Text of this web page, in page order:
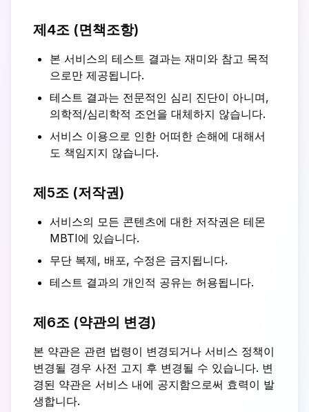
제4조 (면책조항)
본 서비스의 테스트 결과는 재미와 참고 목적
으로만 제공됩니다.
테스트 결과는 전문적인 심리 진단이 아니며,
의학적/심리학적 조언을 대체하지 않습니다.
서비스 이용으로 인한 어떠한 손해에 대해서
도 책임지지 않습니다.
제5조 (저작권)
서비스의 모든 콘텐츠에 대한 저작권은 테몬
MBTI에 있습니다.
무단 복제, 배포, 수정은 금지됩니다.
테스트 결과의 개인적 공유는 허용됩니다.
제6조 (약관의 변경)
본 약관은 관련 법령이 변경되거나 서비스 정책이
변경될 경우 사전 고지 후 변경될 수 있습니다. 변
경된 약관은 서비스 내에 공지함으로써 효력이 발
생합니다.